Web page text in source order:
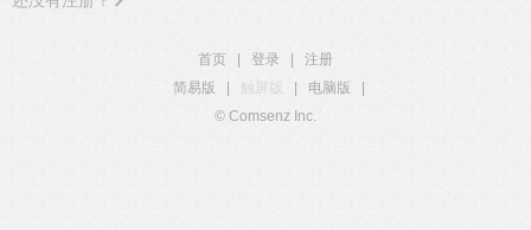
首页 登录
注册
简易版
触屏版 电脑版
© Comsenz Inc.